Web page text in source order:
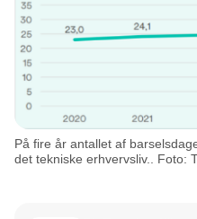
På fire år antallet af
det tekniske erhvervsliv.. Foto: